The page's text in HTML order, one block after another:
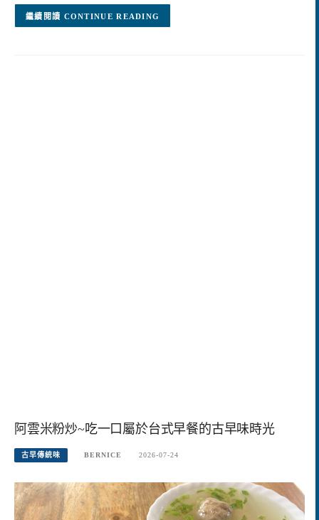
CONTINUE READING
阿雲米粉炒~吃一口屬於台式早餐的古早味時光
古早傳統味 BERNICE 2026-07-24